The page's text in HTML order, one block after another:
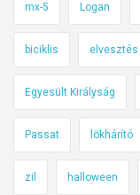
mx-5 Logan
biciklis elvesztés
Egyesült Királyság
Passat lökhárító
zil halloween